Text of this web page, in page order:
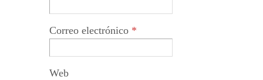
Correo electrónico *
Web